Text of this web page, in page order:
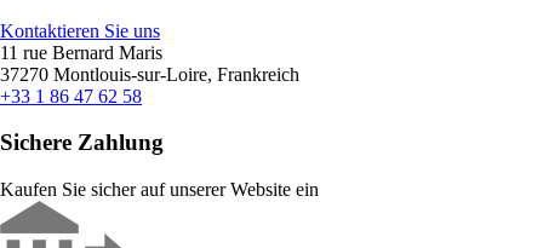
Kontaktieren Sie uns
11 rue Bernard Maris
37270 Montlouis-sur-Loire, Frankreich
+33 1 86 47 62 58
Sichere Zahlung
Kaufen Sie sicher auf unserer Website ein